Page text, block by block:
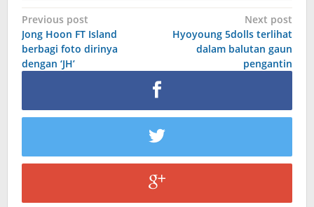
Post
navigation
Previous post
Jong Hoon FT Island
berbagi foto dirinya
dengan ‘JH’
Next post
Hyoyoung 5dolls terlihat
dalam balutan gaun
pengantin